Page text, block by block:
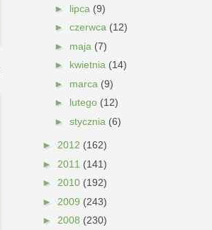
► lipca (9)
► czerwca (12)
► maja (7)
► kwietnia (14)
► marca (9)
► lutego (12)
► stycznia (6)
► 2012 (162)
► 2011 (141)
► 2010 (192)
► 2009 (243)
► 2008 (230)